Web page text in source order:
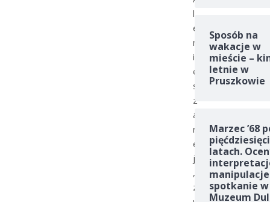
l
e
n
i
e
s
z
a
r
e
j
,
z
Sposób na
wakacje w
mieście –
letnie w
Pruszkowie
Marzec ’68
latach.
spotkanie w
Muzeum